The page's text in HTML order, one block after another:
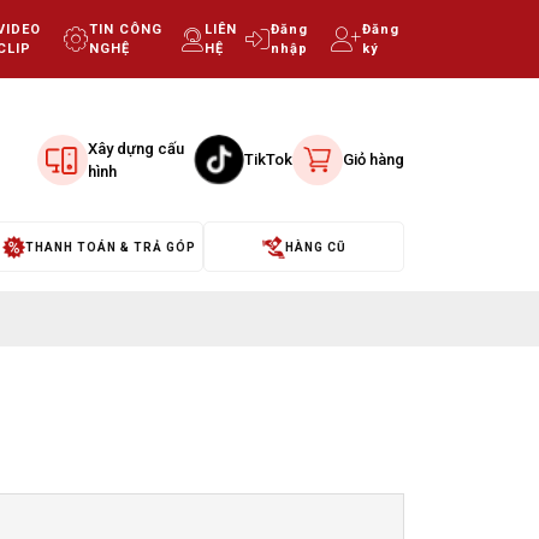
TIN CÔNG
NGHỆ
LIÊN
HỆ
Đăng
nhập
Đăng
ký
Xây dựng cấu
hình
TikTok Giỏ hàng
THANH TOÁN & TRẢ GÓP HÀNG CŨ